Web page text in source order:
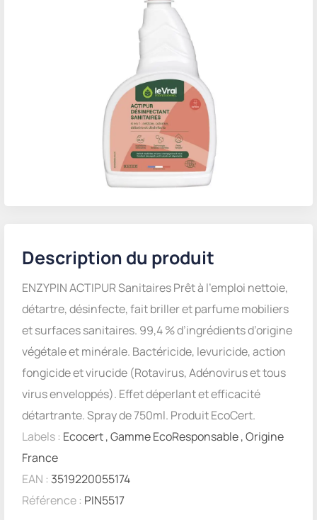
Description du produit
ENZYPIN ACTIPUR Sanitaires Prêt à l’emploi nettoie,
détartre, désinfecte, fait briller et parfume mobiliers
et surfaces sanitaires. 99,4 % d’ingrédients d’origine
végétale et minérale. Bactéricide, levuricide, action
fongicide et virucide (Rotavirus, Adénovirus et tous
virus enveloppés). Effet déperlant et efficacité
détartrante. Spray de 750ml. Produit EcoCert.
Labels : Ecocert,Gamme EcoResponsable,Origine
France
EAN : 3519220055174
Référence : PIN5517